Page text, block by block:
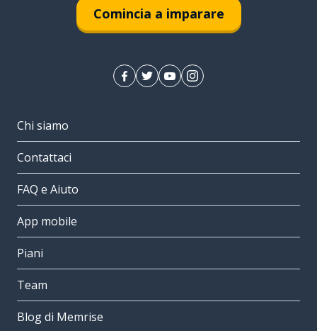
Comincia a imparare
Chi siamo
Contattaci
FAQ e Aiuto
App mobile
Piani
Team
Blog di Memrise